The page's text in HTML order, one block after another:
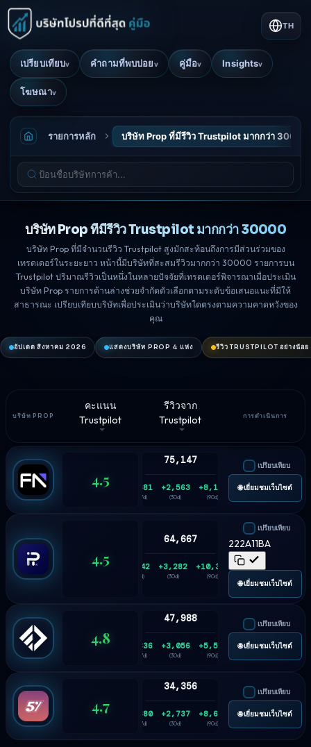
เปรียบเทียบv คำถามที่พบบ่อยv คู่มือv Insightsv
โฆษณาv
TH
รายการหลัก บริษัท Prop ที่มีรีวิว Trustpilot มากกว่า 30000
บริษัท Prop ที่มีรีวิว Trustpilot มากกว่า 30000
บริษัท Prop ที่มีจำนวนรีวิว Trustpilot สูงมักสะท้อนถึงการมีส่วนร่วมของ
เทรดเดอร์ในระยะยาว หน้านี้มีบริษัทที่สะสมรีวิวมากกว่า 30000 รายการบน
Trustpilot ปริมาณรีวิวเป็นหนึ่งในหลายปัจจัยที่เทรดเดอร์พิจารณาเมื่อประเมิน
บริษัท Prop รายการด้านล่างช่วยจำกัดตัวเลือกตามระดับข้อเสนอแนะที่มีให้
สาธารณะ เปรียบเทียบบริษัทเพื่อประเมินว่าบริษัทใดตรงตามความคาดหวังของ
คุณ
อัปเดต สิงหาคม 2026 แสดงบริษัท PROP 4 แห่ง รีวิว TRUSTPILOT อย่างน้อ
บริษัท PROP
คะแนน
Trustpilot
รีวิวจาก
Trustpilot
การดำเนินการ
4.5
75,147
+681
(7d)
+2,563
(30d)
+8,195
(90d)
เปรียบเทียบ
🌐 เยี่ยมชมเว็บไซต์
4.5
64,667
+842
(7d)
+3,282
(30d)
+10,394
(90d)
เปรียบเทียบ
222A11BA
🌐 เยี่ยมชมเว็บไซต์
4.8
47,988
+836
(7d)
+3,056
(30d)
+5,531
(90d)
เปรียบเทียบ
🌐 เยี่ยมชมเว็บไซต์
4.7
34,356
+680
(7d)
+2,737
(30d)
+8,641
(90d)
เปรียบเทียบ
🌐 เยี่ยมชมเว็บไซต์